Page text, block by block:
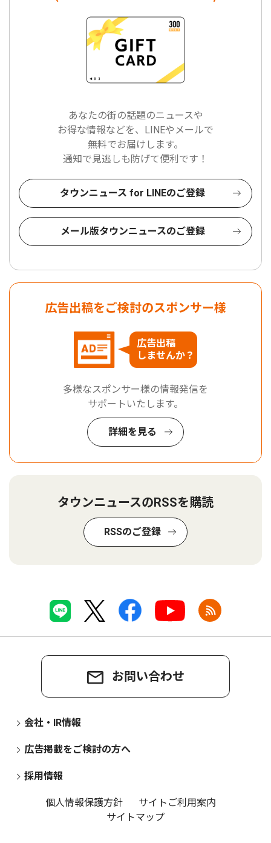
あなたの街の話題のニュースや
お得な情報などを、LINEやメールで
無料でお届けします。
通知で見逃しも防げて便利です！
タウンニュース for LINEのご登録
メール版タウンニュースのご登録
広告出稿をご検討のスポンサー様
広告出稿
しませんか？
多様なスポンサー様の情報発信を
サポートいたします。
詳細を見る
タウンニュースのRSSを購読
RSSのご登録
お問い合わせ
会社・IR情報
広告掲載をご検討の方へ
採用情報
個人情報保護方針
サイトご利用案内
サイトマップ